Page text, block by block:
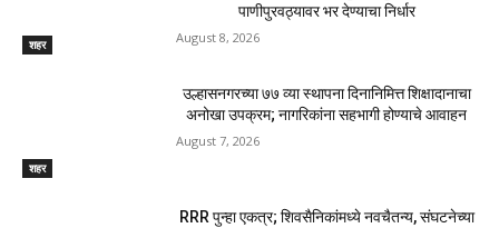
शहर
पाणीपुरवठ्यावर भर देण्याचा निर्धार
August 8, 2026
शहर
उल्हासनगरच्या ७७ व्या स्थापना दिनानिमित्त शिक्षादानाचा
अनोखा उपक्रम; नागरिकांना सहभागी होण्याचे आवाहन
August 7, 2026
RRR पुन्हा एकत्र; शिवसैनिकांमध्ये नवचैतन्य, संघटनेच्या